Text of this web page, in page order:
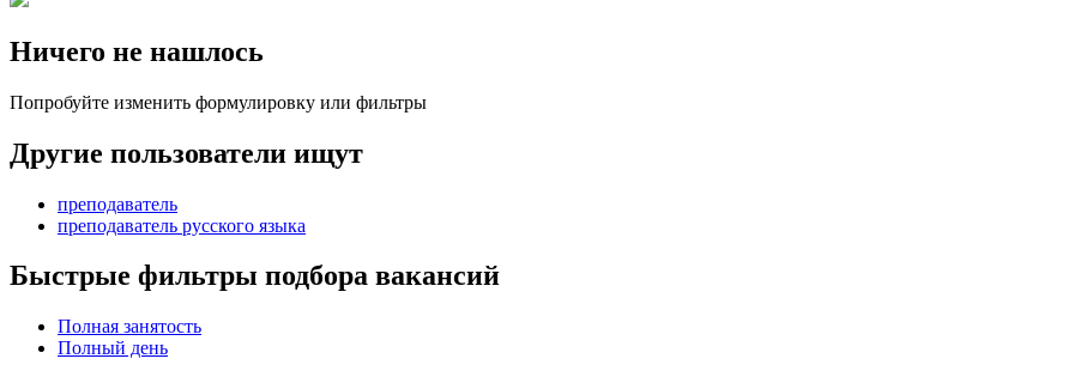
Ничего не нашлось
Попробуйте изменить формулировку или фильтры
Другие пользователи ищут
преподаватель
преподаватель русского языка
Быстрые фильтры подбора вакансий
Полная занятость
Полный день